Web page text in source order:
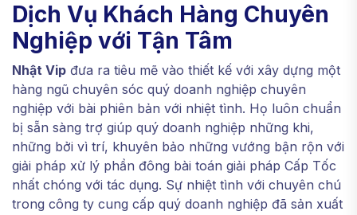
Dịch Vụ Khách Hàng Chuyên
Nghiệp với Tận Tâm
Nhật Vip đưa ra tiêu mẽ vào thiết kế với xây dựng một
hàng ngũ chuyên sóc quý doanh nghiệp chuyên
nghiệp với bài phiên bản với nhiệt tình. Họ luôn chuẩn
bị sẵn sàng trợ giúp quý doanh nghiệp những khi,
những bởi vì trí, khuyên bảo những vướng bận rộn với
giải pháp xử lý phần đông bài toán giải pháp Cấp Tốc
nhất chóng với tác dụng. Sự nhiệt tình với chuyên chú
trong công ty cung cấp quý doanh nghiệp đã sản xuất